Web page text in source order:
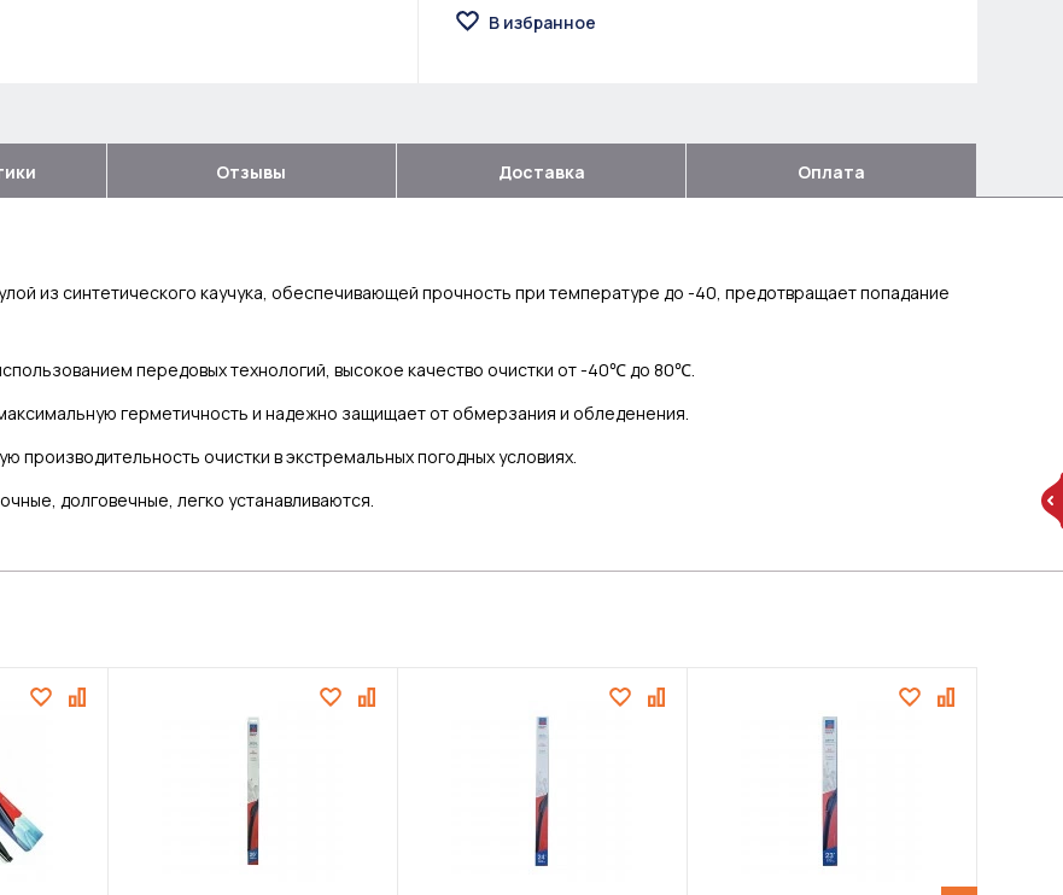
В избранное
Отзывы Доставка Оплата
из синтетического каучука, обеспечивающей прочность при температуре до -40, предотвращает попадание
передовых технологий, высокое качество очистки от -40℃ до 80℃.
герметичность и надежно защищает от обмерзания и обледенения.
производительность очистки в экстремальных погодных условиях.
долговечные, легко устанавливаются.